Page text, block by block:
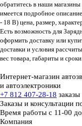
обратитесь в наши
имеется подробное
- 18 В) цена, размер,
Есть возможность для
оформить доставку или
доставки и условия
вес товара, габариты и
Интернет-магазин
и автоэлектроники
+7 812 407-28-18
Заказы и консультации
Время работы с 11-00
Компания